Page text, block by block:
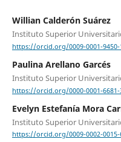
Willian Calderón Suárez
Instituto Superior
https://orcid.org/0009-0001-9450-
Paulina Arellano Garcés
Instituto Superior
https://orcid.org/0000-0001-6681-
Evelyn Estefanía Mora
Instituto Superior
https://orcid.org/0009-0002-0015-